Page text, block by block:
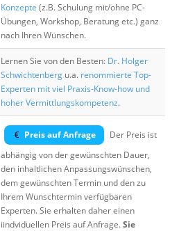
Konzepte (z.B. Schulung mit/ohne PC-
Übungen, Workshop, Beratung etc.) ganz
nach Ihren Wünschen.
Lernen Sie von den Besten: Dr. Holger
Schwichtenberg u.a. renommierte Top-
Experten mit viel Praxis-Know-how und
hoher Vermittlungskompetenz.
Preis auf Anfrage
Der Preis ist
abhängig von der gewünschten Dauer,
den inhaltlichen Anpassungswünschen,
dem gewünschten Termin und den zu
Ihrem Wunschtermin verfügbaren
Experten. Sie erhalten daher einen
iindviduellen Preis auf Anfrage.Sie